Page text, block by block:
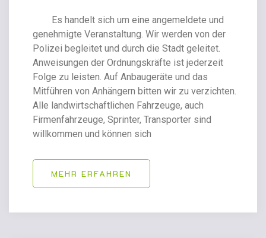
Es handelt sich um eine angemeldete und
genehmigte Veranstaltung. Wir werden von der
Polizei begleitet und durch die Stadt geleitet.
Anweisungen der Ordnungskräfte ist jederzeit
Folge zu leisten. Auf Anbaugeräte und das
Mitführen von Anhängern bitten wir zu verzichten.
Alle landwirtschaftlichen Fahrzeuge, auch
Firmenfahrzeuge, Sprinter, Transporter sind
willkommen und können sich
MEHR ERFAHREN